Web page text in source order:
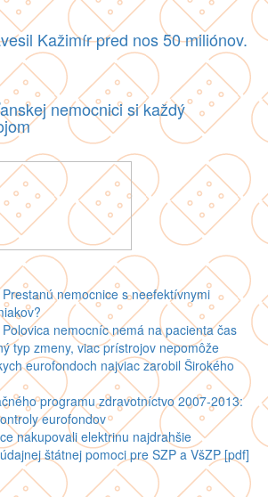
Kažimír pred nos 50 miliónov.
nemocnici si každý
nemocnice s neefektívnymi
nemocníc nemá na pacienta čas
typ zmeny, viac prístrojov nepomôže
eurofondoch najviac zarobil Širokého
programu zdravotníctvo 2007-2013:
eurofondov
nakupovali elektrinu najdrahšie
štátnej pomoci pre SZP a VšZP [pdf]